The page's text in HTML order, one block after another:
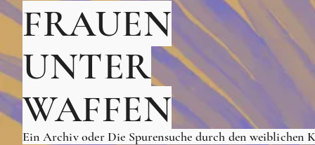
FRAUEN
UNTER
WAFFEN
Ein Archiv oder Die Spurensuche durch den weiblichen